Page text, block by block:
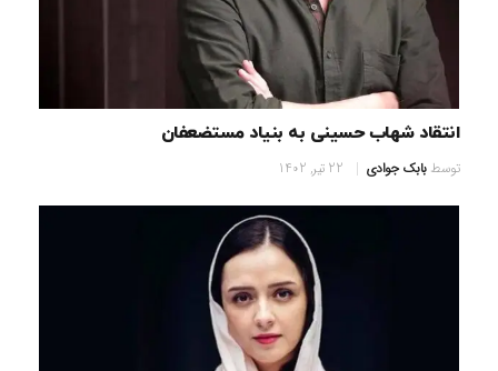
انتقاد شهاب حسینی به بنیاد مستضعفان
توسطبابک جوادی 22 تیر, 1402